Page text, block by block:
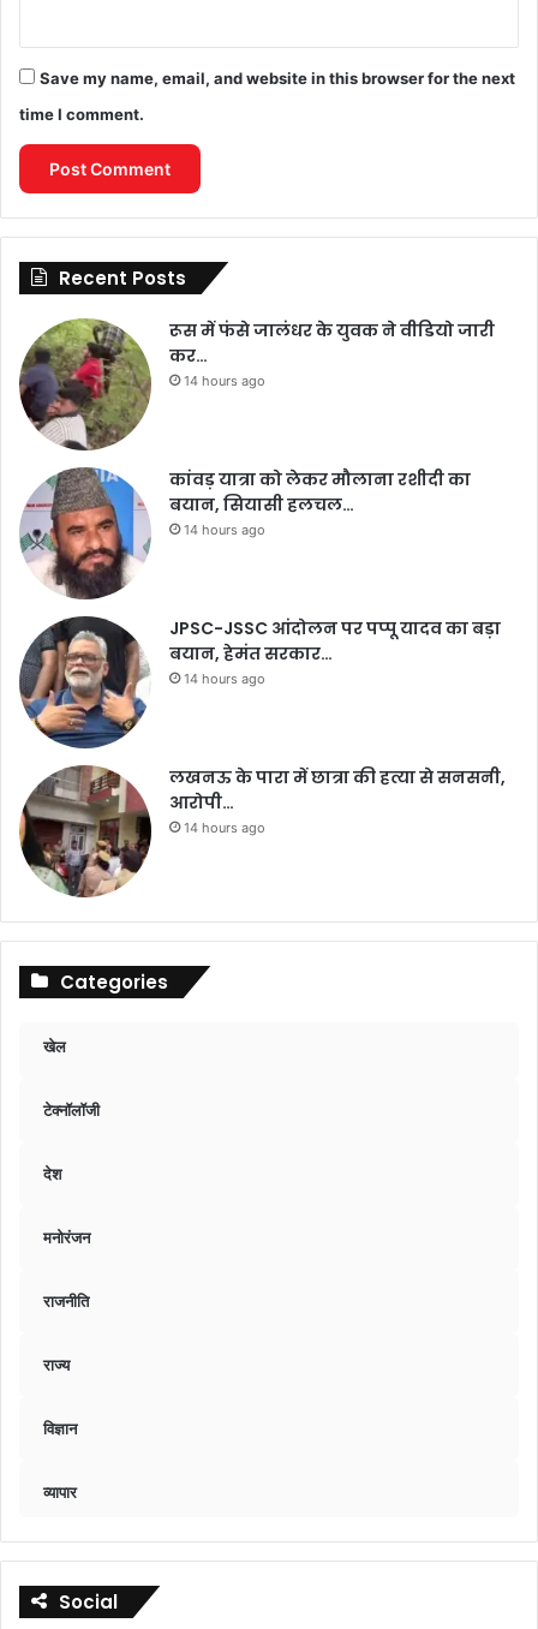
Save my name, email, and website in this browser for the next
time I comment.
Recent Posts
रूस में फंसे जालंधर के युवक ने वीडियो जारी
कर…
14 hours ago
कांवड़ यात्रा को लेकर मौलाना रशीदी का
बयान, सियासी हलचल…
14 hours ago
JPSC-JSSC आंदोलन पर पप्पू यादव का बड़ा
बयान, हेमंत सरकार…
14 hours ago
लखनऊ के पारा में छात्रा की हत्या से सनसनी,
आरोपी…
14 hours ago
Categories
खेल
टेक्नॉलॉजी
देश
मनोरंजन
राजनीति
राज्य
विज्ञान
व्यापार
Social